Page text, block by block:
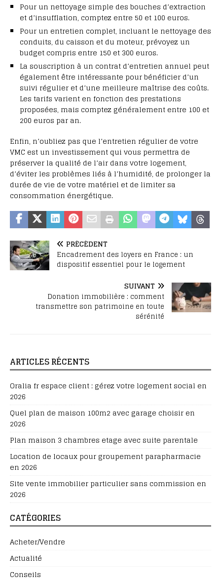
Pour un nettoyage simple des bouches d’extraction
et d’insufflation, comptez entre 50 et 100 euros.
Pour un entretien complet, incluant le nettoyage des
conduits, du caisson et du moteur, prévoyez un
budget compris entre 150 et 300 euros.
La souscription à un contrat d’entretien annuel peut
également être intéressante pour bénéficier d’un
suivi régulier et d’une meilleure maîtrise des coûts.
Les tarifs varient en fonction des prestations
proposées, mais comptez généralement entre 100 et
200 euros par an.
Enfin, n’oubliez pas que l’entretien régulier de votre
VMC est un investissement qui vous permettra de
préserver la qualité de l’air dans votre logement,
d’éviter les problèmes liés à l’humidité, de prolonger la
durée de vie de votre matériel et de limiter sa
consommation énergétique.
PRÉCÉDENT
Encadrement des loyers en France : un
dispositif essentiel pour le logement
SUIVANT
Donation immobilière : comment
transmettre son patrimoine en toute
sérénité
ARTICLES RÉCENTS
Oralia fr espace client : gérez votre logement social en
2026
Quel plan de maison 100m2 avec garage choisir en
2026
Plan maison 3 chambres etage avec suite parentale
Location de locaux pour groupement parapharmacie
en 2026
Site vente immobilier particulier sans commission en
2026
CATÉGORIES
Acheter/Vendre
Actualité
Conseils